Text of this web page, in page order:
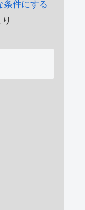
条件にする
り